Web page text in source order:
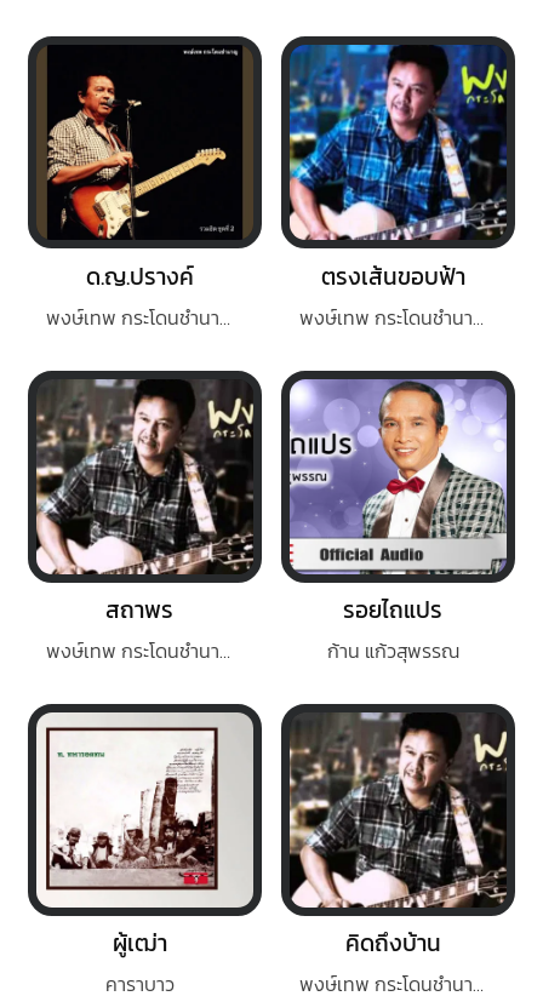
ด.ญ.ปรางค์
พงษ์เทพ กระโดนชำนาญ
ตรงเส้นขอบฟ้า
พงษ์เทพ กระโดนชำนาญ
สถาพร
พงษ์เทพ กระโดนชำนาญ
รอยไถแปร
ก้าน แก้วสุพรรณ
ผู้เฒ่า
คาราบาว
คิดถึงบ้าน
พงษ์เทพ กระโดนชำนาญ